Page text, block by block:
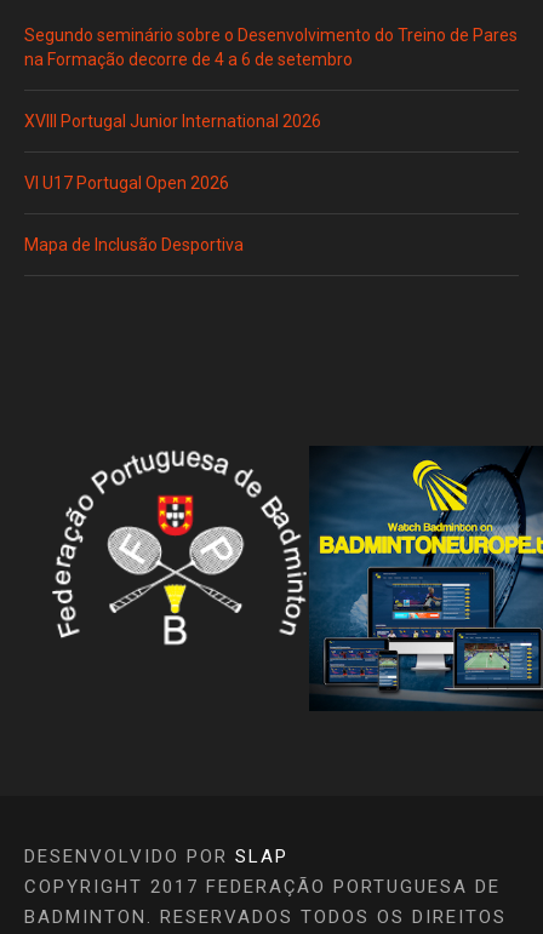
Segundo seminário sobre o Desenvolvimento do Treino de Pares
na Formação decorre de 4 a 6 de setembro
XVIII Portugal Junior International 2026
VI U17 Portugal Open 2026
Mapa de Inclusão Desportiva
DESENVOLVIDO POR SLAP
COPYRIGHT 2017 FEDERAÇÃO PORTUGUESA DE
BADMINTON. RESERVADOS TODOS OS DIREITOS